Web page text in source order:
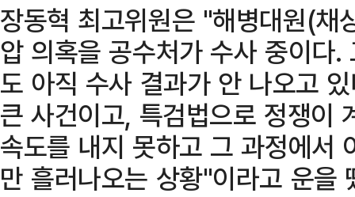
장동혁 최고위원은 "해병대원(
압 의혹을 공수처가 수사 중이다
도 아직 수사 결과가 안 나오고
큰 사건이고, 특검법으로 정쟁이
속도를 내지 못하고 그 과정에서
만 흘러나오는 상황"이라고 운을